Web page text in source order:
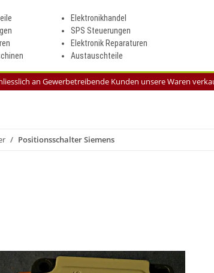
Elektronikhandel
SPS Steuerungen
Elektronik Reparaturen
Austauschteile
an Gewerbetreibende Kunden unsere Waren
Positionsschalter Siemens